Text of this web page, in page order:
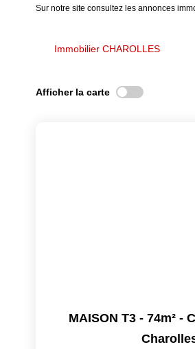
Sur notre site consultez les annonces
Immobilier CHAROLLES
Afficher la carte
MAISON T3 - 74m² -